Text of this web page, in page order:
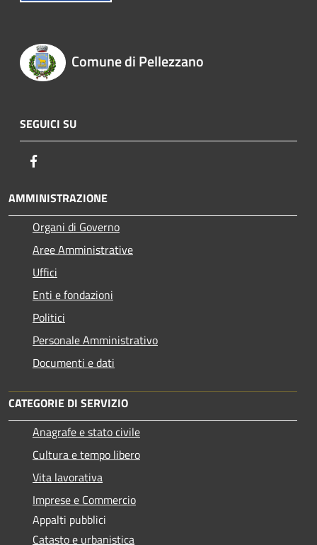
Comune di Pellezzano
SEGUICI SU
AMMINISTRAZIONE
Organi di Governo
Aree Amministrative
Uffici
Enti e fondazioni
Politici
Personale Amministrativo
Documenti e dati
CATEGORIE DI SERVIZIO
Anagrafe e stato civile
Cultura e tempo libero
Vita lavorativa
Imprese e Commercio
Appalti pubblici
Catasto e urbanistica